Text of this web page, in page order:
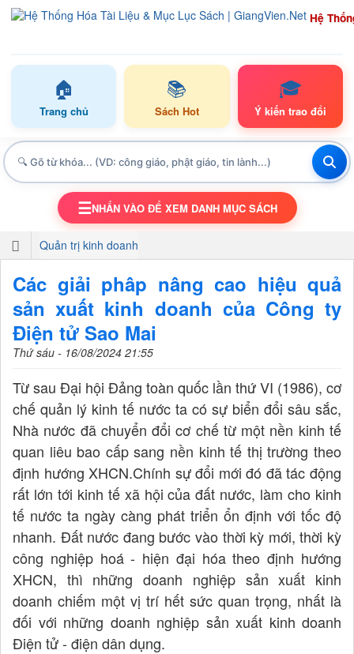
Hệ
🏠
Trang chủ
📚
Sách Hot
🎓
Ý kiến trao đổi
TOGGLE NAVIGATION
☰NHẤN VÀO ĐỂ XEM DANH MỤC SÁCH
Quản trị kinh doanh
Các giải phâp nâng cao hiệu quả
sản xuất kinh doanh của Công ty
Điện tử Sao Mai
Thứ sáu - 16/08/2024 21:55
Từ sau Đại hội Đảng toàn quốc lần thứ VI (1986), cơ
chế quản lý kinh tế nước ta có sự biển đổi sâu sắc,
Nhà nước đã chuyển đổi cơ chế từ một nền kinh tế
quan liêu bao cấp sang nền kinh tế thị trường theo
định hướng XHCN.Chính sự đổi mới đó đã tác động
rất lớn tới kinh tế xã hội của đất nước, làm cho kinh
tế nước ta ngày càng phát triển ổn định với tốc độ
nhanh. Đất nước đang bước vào thời kỳ mới, thời kỳ
công nghiệp hoá - hiện đại hóa theo định hướng
XHCN, thì những doanh nghiệp sản xuất kinh
doanh chiếm một vị trí hết sức quan trọng, nhất là
đối với những doanh nghiệp sản xuất kinh doanh
Điện tử - điện dân dụng.